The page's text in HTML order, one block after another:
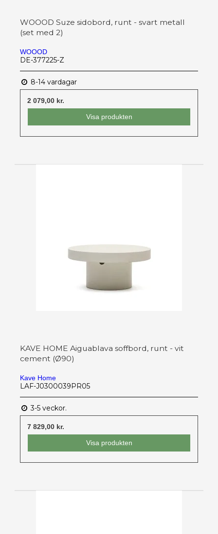
WOOOD Suze sidobord, runt - svart metall
(set med 2)
WOOOD
DE-377225-Z
8-14 vardagar
2 079,00 kr.
Visa produkten
KAVE HOME Aiguablava soffbord, runt - vit
cement (Ø90)
Kave Home
LAF-J0300039PR05
3-5 veckor.
7 829,00 kr.
Visa produkten